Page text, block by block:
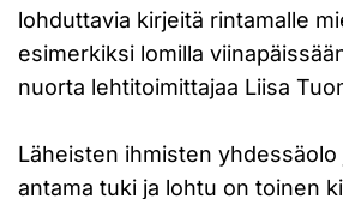
lohduttavia kirjeitä rintamalle
esimerkiksi lomilla
nuorta lehtitoimittajaa Liisa
Läheisten ihmisten yhdessäolo
antama tuki ja lohtu on toinen